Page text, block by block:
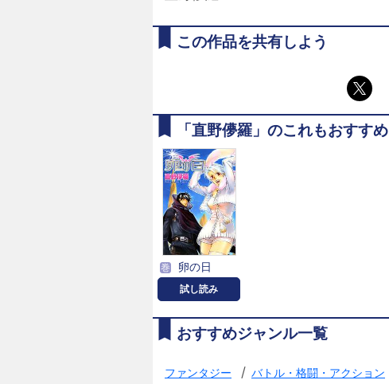
この作品を共有しよう
「直野儚羅」のこれもおすすめ
巻 卵の日
試し読み
おすすめジャンル一覧
ファンタジー / バトル・格闘・アクション